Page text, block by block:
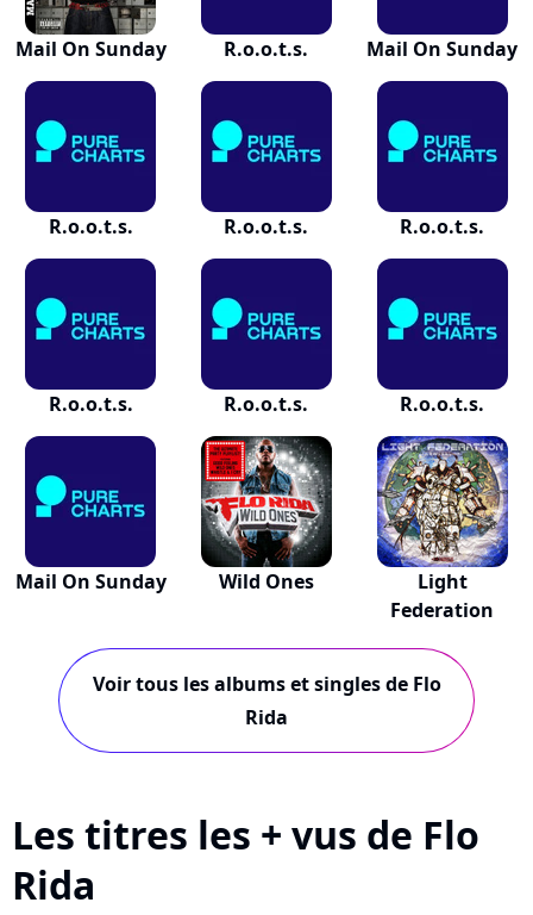
Mail On Sunday R.o.o.t.s. Mail On Sunday
R.o.o.t.s. R.o.o.t.s. R.o.o.t.s.
R.o.o.t.s. R.o.o.t.s. R.o.o.t.s.
Mail On Sunday Wild Ones
Light
Federation
Voir tous les albums et singles de Flo
Rida
Les titres les + vus de Flo
Rida